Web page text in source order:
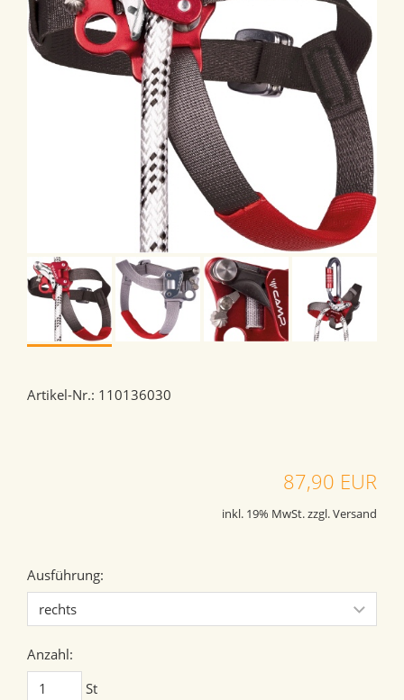
Artikel-Nr.: 110136030
87,90 EUR
inkl. 19% MwSt. zzgl. Versand
Ausführung:
Anzahl:
St